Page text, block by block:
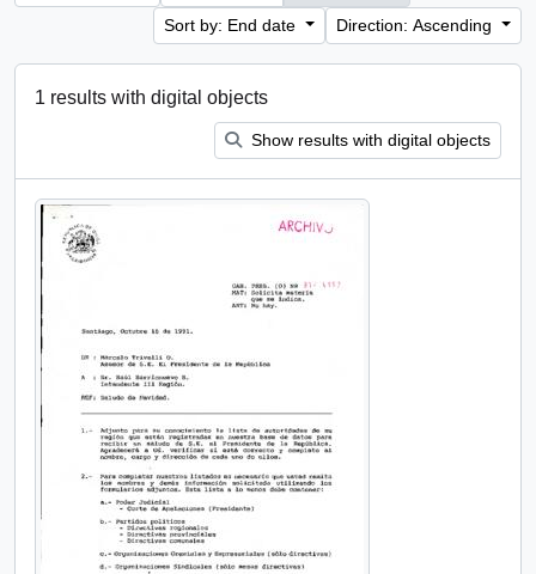
Sort by: End date
Direction: Ascending
1 results with digital objects
Show results with digital objects